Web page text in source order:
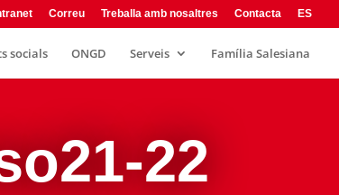
Correu Treballa amb nosaltres Contacta ES
socials ONGD Serveis Família Salesiana
22